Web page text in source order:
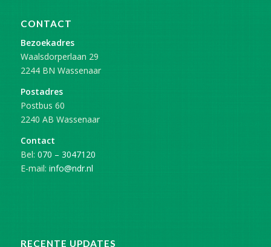
CONTACT
Bezoekadres
Waalsdorperlaan 29
2244 BN Wassenaar
Postadres
Postbus 60
2240 AB Wassenaar
Contact
Bel: 070 – 3047120
E-mail: info@ndr.nl
RECENTE UPDATES